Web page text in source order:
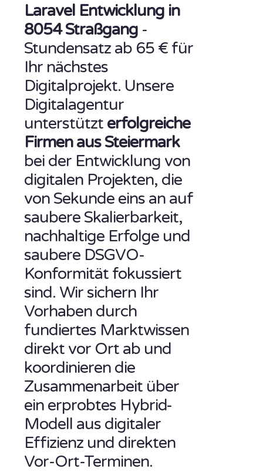
Laravel Entwicklung in
8054 Straßgang -
Stundensatz ab 65 € für
Ihr nächstes
Digitalprojekt. Unsere
Digitalagentur
unterstützt erfolgreiche
Firmen aus Steiermark
bei der Entwicklung von
digitalen Projekten, die
von Sekunde eins an auf
saubere Skalierbarkeit,
nachhaltige Erfolge und
saubere DSGVO-
Konformität fokussiert
sind. Wir sichern Ihr
Vorhaben durch
fundiertes Marktwissen
direkt vor Ort ab und
koordinieren die
Zusammenarbeit über
ein erprobtes Hybrid-
Modell aus digitaler
Effizienz und direkten
Vor-Ort-Terminen.